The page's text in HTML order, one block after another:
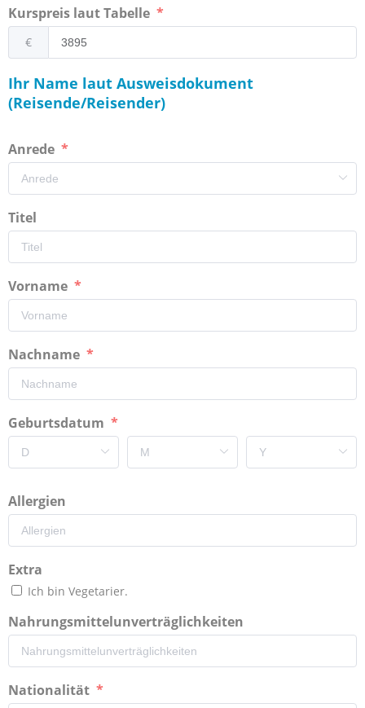
Kurspreis laut Tabelle
€
Ihr Name laut Ausweisdokument
(Reisende/Reisender)
Anrede
Titel
Vorname
Nachname
Geburtsdatum
Allergien
Extra
Ich bin Vegetarier.
Nahrungsmittelunverträglichkeiten
Nationalität